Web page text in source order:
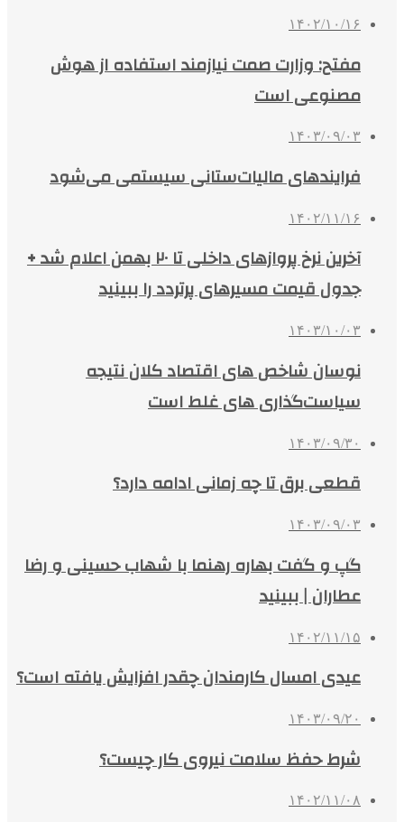
۱۴۰۲/۱۰/۱۶
مفتح: وزارت صمت نیازمند استفاده از هوش
مصنوعی است
۱۴۰۳/۰۹/۰۳
فرایندهای مالیات‌ستانی سیستمی می‌شود
۱۴۰۲/۱۱/۱۶
آخرین نرخ پروازهای داخلی تا ۲۰ بهمن اعلام شد +
جدول قیمت مسیرهای پرتردد را ببینید
۱۴۰۳/۱۰/۰۳
نوسان شاخص های اقتصاد کلان نتیجه
سیاست‌گذاری های غلط است
۱۴۰۳/۰۹/۳۰
قطعی برق تا چه زمانی ادامه دارد؟
۱۴۰۳/۰۹/۰۳
گپ و گفت بهاره رهنما با شهاب حسینی و رضا
عطاران | ببینید
۱۴۰۲/۱۱/۱۵
عیدی امسال کارمندان چقدر افزایش یافته است؟
۱۴۰۳/۰۹/۲۰
شرط حفظ سلامت نیروی کار چیست؟
۱۴۰۲/۱۱/۰۸